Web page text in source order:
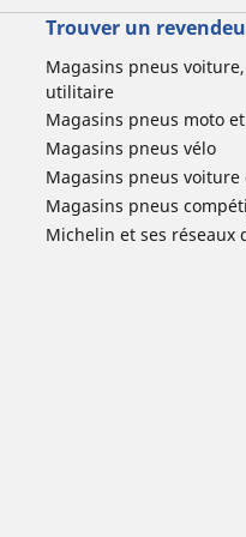
Trouver un
Magasins pneus voiture,
utilitaire
Magasins pneus moto
Magasins pneus vélo
Magasins pneus voiture
Magasins pneus
Michelin et ses réseaux